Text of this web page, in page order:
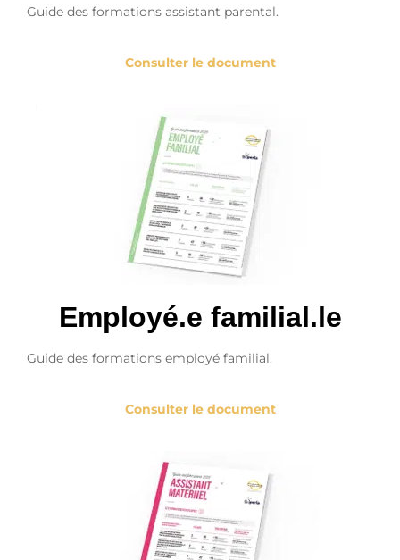
Guide des formations assistant parental.
Consulter le document
Employé.e familial.le
Guide des formations employé familial.
Consulter le document